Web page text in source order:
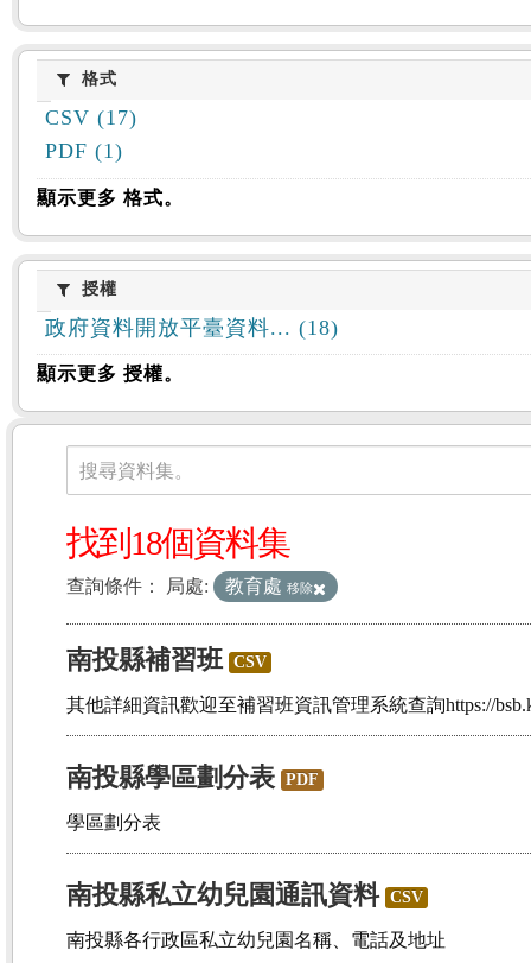
格式格式
CSV (17)
PDF (1)
顯示更多 格式。
授權授權
政府資料開放平臺資料... (18)
顯示更多 授權。
資料集
搜尋資料集。
找到18個資料集
查詢條件： 局處: 教育處 移除
南投縣補習班 CSV
其他詳細資訊歡迎至補習班資訊管理系統查詢https://
南投縣學區劃分表 PDF
學區劃分表
南投縣私立幼兒園通訊資料 CSV
南投縣各行政區私立幼兒園名稱、電話及地址